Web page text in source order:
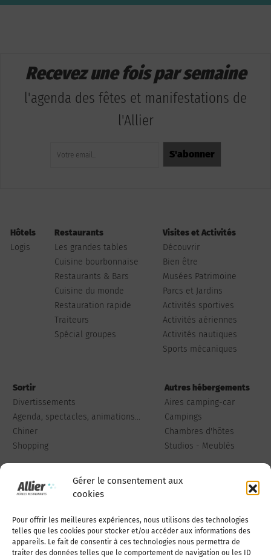
Gérer le consentement aux
cookies
Pour offrir les meilleures expériences, nous utilisons des technologies
telles que les cookies pour stocker et/ou accéder aux informations des
appareils. Le fait de consentir à ces technologies nous permettra de
traiter des données telles que le comportement de navigation ou les ID
Recevez une fois par semaine
l'agenda des fêtes et manifestations de
l'Allier
Hôtels
Logis
Restaurants
Les grandes tables
Cuisine bourbonnaise
Restaurants & Bars
Cuisine du monde
Restauration rapide
Traiteurs
Spécial groupes
Visites et Activités
Découvrir
Bien être
Musées Patrimoine
Parcs et Jardins
Activités sportives
Activités aériennes
Activités nautiques
Sports mécaniques
Sortir
Divertissements
Agenda, spectacles, animations...
Chiner
Shopping
Autres hébergements
Aires camping-car
Campings
Chambres d'hôtes
Studios - Meublés
Qui sommes-nous Publiez votre annonce